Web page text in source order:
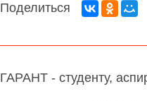
Поделиться
ГАРАНТ - студенту,